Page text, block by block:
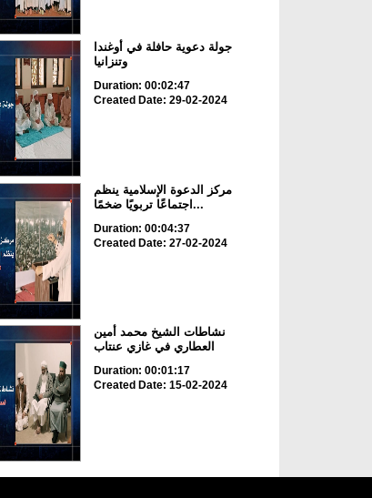
جولة دعوية حافلة في أوغندا
وتنزانيا
Duration: 00:02:47
Created Date: 29-02-2024
مركز الدعوة الإسلامية ينظم
اجتماعًا تربويًا ضخمًا...
Duration: 00:04:37
Created Date: 27-02-2024
نشاطات الشيخ محمد أمين
العطاري في غازي عنتاب
Duration: 00:01:17
Created Date: 15-02-2024